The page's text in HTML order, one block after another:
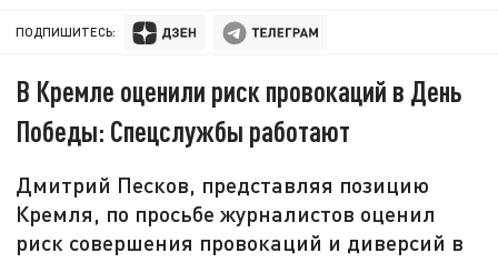
ПОДПИШИТЕСЬ:
В Кремле оценили риск провокаций в День
Победы: Спецслужбы работают
Дмитрий Песков, представляя позицию
Кремля, по просьбе журналистов оценил
риск совершения провокаций и диверсий в